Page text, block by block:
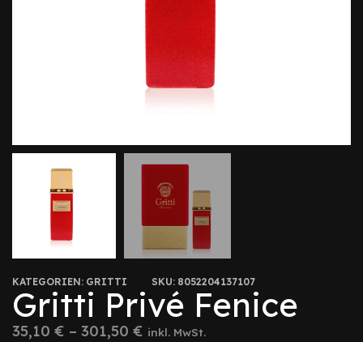
KATEGORIEN: GRITTI SKU: 8052204137107
Gritti Privé Fenice
35,10 € – 301,50 € inkl. MwSt.